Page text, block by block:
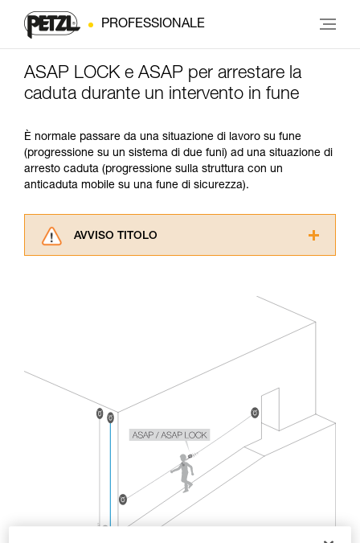
PROFESSIONALE
ASAP LOCK e ASAP per arrestare la
caduta durante un intervento in fune
È normale passare da una situazione di lavoro su fune
(progressione su un sistema di due funi) ad una situazione di
arresto caduta (progressione sulla struttura con un
anticaduta mobile su una fune di sicurezza).
AVVISO TITOLO
consultarlo. Dovete aver compreso le
informazioni dell’istruzione tecnica per poter
La padronanza di queste tecniche richiede una
formazione ed un addestramento specifico.
Verificate con un professionista la vostra
capacità di rifare la manovra, da soli, in piena
sicurezza, prima di riprodurla autonomamente.
Forniamo esempi di tecniche relative alla vostra
attività. Ne possono esistere altre che non
vengono qui descritte.